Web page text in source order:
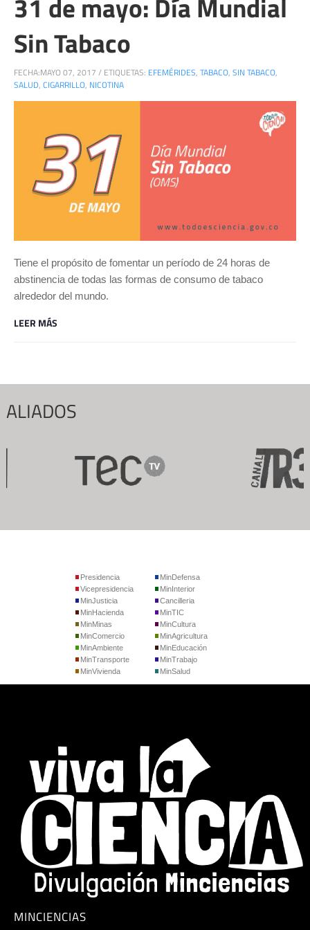
Sin Tabaco
FECHA:MAYO 07, 2017 / ETIQUETAS: EFEMÉRIDES, TABACO, SIN TABACO,
SALUD, CIGARRILLO, NICOTINA
Tiene el propósito de fomentar un período de 24 horas de
abstinencia de todas las formas de consumo de tabaco
alrededor del mundo.
LEER MÁS
ALIADOS
Presidencia
Vicepresidencia
MinJusticia
MinDefensa
MinInterior
Cancilleria
MinHacienda
MinMinas
MinComercio
MinTIC
MinCultura
MinAgricultura
MinAmbiente
MinTransporte
MinVivienda
MinEducación
MinTrabajo
MinSalud
MINCIENCIAS